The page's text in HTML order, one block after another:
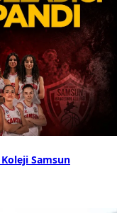
Samsun